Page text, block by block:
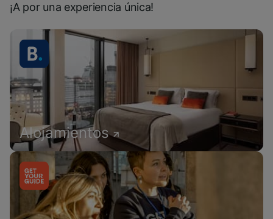
¡A por una experiencia única!
Alojamientos